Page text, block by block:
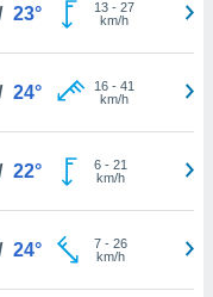
23° 13- 27
km/h
24° 16- 41
km/h
22° 6- 21
km/h
24° 7- 26
km/h